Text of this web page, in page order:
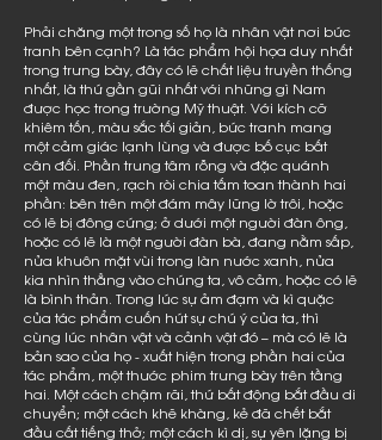
Phải chăng một trong số họ là nhân vật nơi bức
tranh bên cạnh? Là tác phẩm hội họa duy nhất
trong trưng bày, đây có lẽ chất liệu truyền thống
nhất, là thứ gần gũi nhất với những gì Nam
được học trong trường Mỹ thuật. Với kích cỡ
khiêm tốn, màu sắc tối giản, bức tranh mang
một cảm giác lạnh lùng và được bố cục bất
cân đối. Phần trung tâm rỗng và đặc quánh
một màu đen, rạch ròi chia tấm toan thành hai
phần: bên trên một đám mây lững lờ trôi, hoặc
có lẽ bị đông cứng; ở dưới một người đàn ông,
hoặc có lẽ là một người đàn bà, đang nằm sấp,
nửa khuôn mặt vùi trong làn nước xanh, nửa
kia nhìn thẳng vào chúng ta, vô cảm, hoặc có lẽ
là bình thản. Trong lúc sự ảm đạm và kì quặc
của tác phẩm cuốn hút sự chú ý của ta, thì
cùng lúc nhân vật và cảnh vật đó – mà có lẽ là
bản sao của họ - xuất hiện trong phần hai của
tác phẩm, một thước phim trưng bày trên tầng
hai. Một cách chậm rãi, thứ bất động bắt đầu di
chuyển; một cách khẽ khàng, kẻ đã chết bắt
đầu cất tiếng thở; một cách kì dị, sự yên lặng bị